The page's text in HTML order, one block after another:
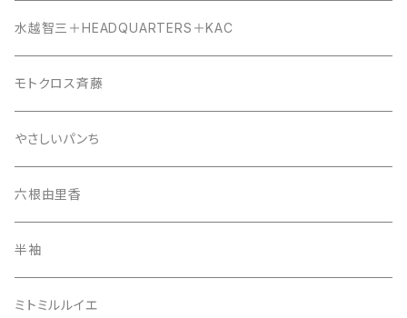
水越智三＋HEADQUARTERS＋KAC
モトクロス斉藤
やさしいパンち
六根由里香
半袖
ミトミルルイエ